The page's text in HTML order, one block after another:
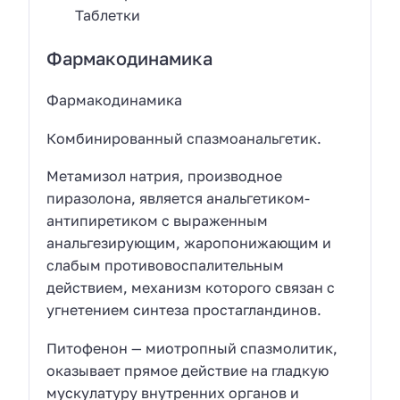
Таблетки
Фармакодинамика
Фармакодинамика
Комбинированный спазмоанальгетик.
Метамизол натрия, производное
пиразолона, является анальгетиком-
антипиретиком с выраженным
анальгезирующим, жаропонижающим и
слабым противовоспалительным
действием, механизм которого связан с
угнетением синтеза простагландинов.
Питофенон — миотропный спазмолитик,
оказывает прямое действие на гладкую
мускулатуру внутренних органов и